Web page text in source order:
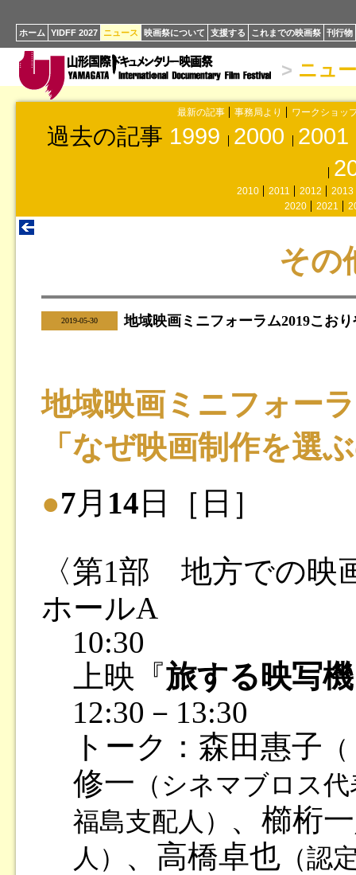
ホーム YIDFF 2027 ニュース 映画祭について 支援する これまでの映画祭 刊行物
> ニュ
最新の記事 事務局より ワークショッ
過去の記事 1999 2000 2001
2010 2011 2012
2013
2020
2021
その
2019-05-30 地域映画ミニフォーラム2019こお
地域映画ミニフォー
「なぜ映画制作を選
●7月 14 日［日］
〈第1部 地方での映
ホールA
10:30
上映『旅する映写機
12:30－13:30
トーク：森田惠子
修一 （シネマブロス
福島支配人）
、櫛桁
人） 、高橋卓也（認